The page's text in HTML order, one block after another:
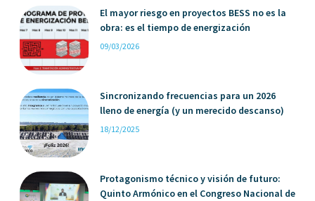
El mayor riesgo en proyectos BESS no es la
obra: es el tiempo de energización
09/03/2026
Sincronizando frecuencias para un 2026
lleno de energía (y un merecido descanso)
18/12/2025
Protagonismo técnico y visión de futuro:
Quinto Armónico en el Congreso Nacional de